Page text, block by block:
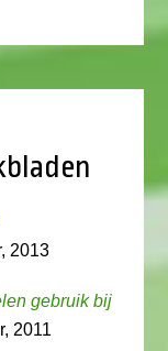
2013
gebruik bij
2011